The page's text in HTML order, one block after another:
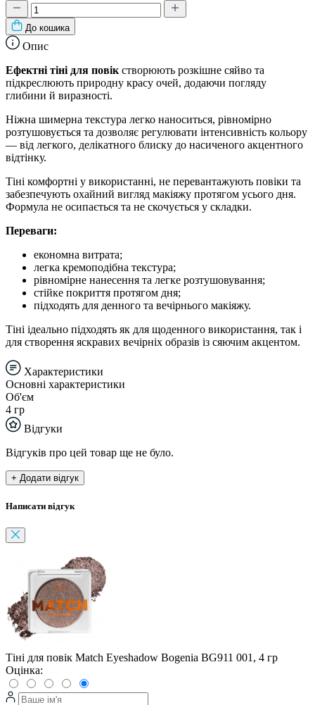
До кошика
Опис
Ефектні тіні для повік створюють розкішне сяйво та
підкреслюють природну красу очей, додаючи погляду
глибини й виразності.
Ніжна шимерна текстура легко наноситься, рівномірно
розтушовується та дозволяє регулювати інтенсивність кольору
— від легкого, делікатного блиску до насиченого акцентного
відтінку.
Тіні комфортні у використанні, не перевантажують повіки та
забезпечують охайний вигляд макіяжу протягом усього дня.
Формула не осипається та не скочується у складки.
Переваги:
економна витрата;
легка кремоподібна текстура;
рівномірне нанесення та легке розтушовування;
стійке покриття протягом дня;
підходять для денного та вечірнього макіяжу.
Тіні ідеально підходять як для щоденного використання, так і
для створення яскравих вечірніх образів із сяючим акцентом.
Характеристики
Основні характеристики
Об'єм
4 гр
Відгуки
Відгуків про цей товар ще не було.
+ Додати відгук
Написати відгук
Тіні для повік Match Eyeshadow Bogenia BG911 001, 4 гр
Оцінка: